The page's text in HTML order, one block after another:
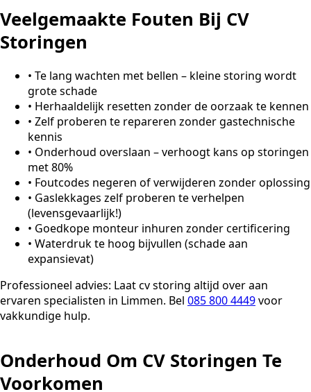
Veelgemaakte Fouten Bij CV
Storingen
• Te lang wachten met bellen – kleine storing wordt
grote schade
• Herhaaldelijk resetten zonder de oorzaak te kennen
• Zelf proberen te repareren zonder gastechnische
kennis
• Onderhoud overslaan – verhoogt kans op storingen
met 80%
• Foutcodes negeren of verwijderen zonder oplossing
• Gaslekkages zelf proberen te verhelpen
(levensgevaarlijk!)
• Goedkope monteur inhuren zonder certificering
• Waterdruk te hoog bijvullen (schade aan
expansievat)
Professioneel advies: Laat cv storing altijd over aan
ervaren specialisten in Limmen. Bel 085 800 4449voor
vakkundige hulp.
Onderhoud Om CV Storingen Te
Voorkomen